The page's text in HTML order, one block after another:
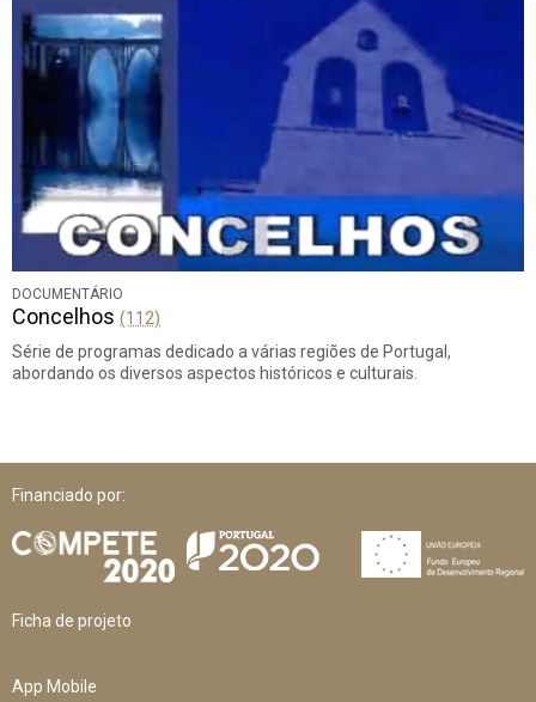
DOCUMENTÁRIO
Concelhos (112)
Série de programas dedicado a várias regiões de Portugal,
abordando os diversos aspectos históricos e culturais.
Financiado por:
Ficha de projeto
App Mobile